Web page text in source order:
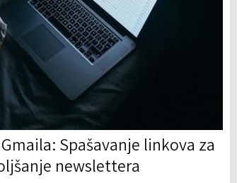
Spašavanje linkova za
newslettera